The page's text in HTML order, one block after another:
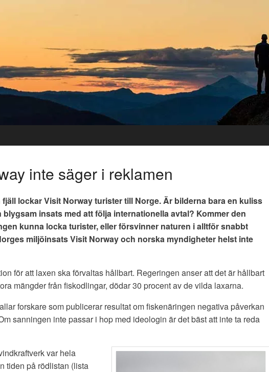
inte säger i reklamen
lockar Visit Norway turister till Norge. Är bilderna bara en kuliss
insats med att följa internationella avtal? Kommer den
kunna locka turister, eller försvinner naturen i alltför snabbt
miljöinsats Visit Norway och norska myndigheter helst inte
för att laxen ska förvaltas hållbart. Regeringen anser att det är hållbart
mängder från fiskodlingar, dödar 30 procent av de vilda laxarna.
forskare som publicerar resultat om fiskenäringen negativa påverkan
sanningen inte passar i hop med ideologin är det bäst att inte ta reda
var hela
tiden på rödlistan (lista